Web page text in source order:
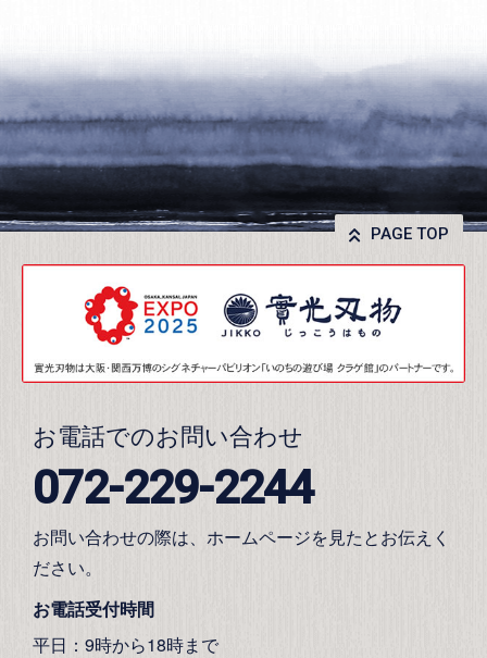
PAGE TOP
お電話でのお問い合わせ
072-229-2244
お問い合わせの際は、ホームページを見たとお伝えく
ださい。
お電話受付時間
平日：9時から18時まで